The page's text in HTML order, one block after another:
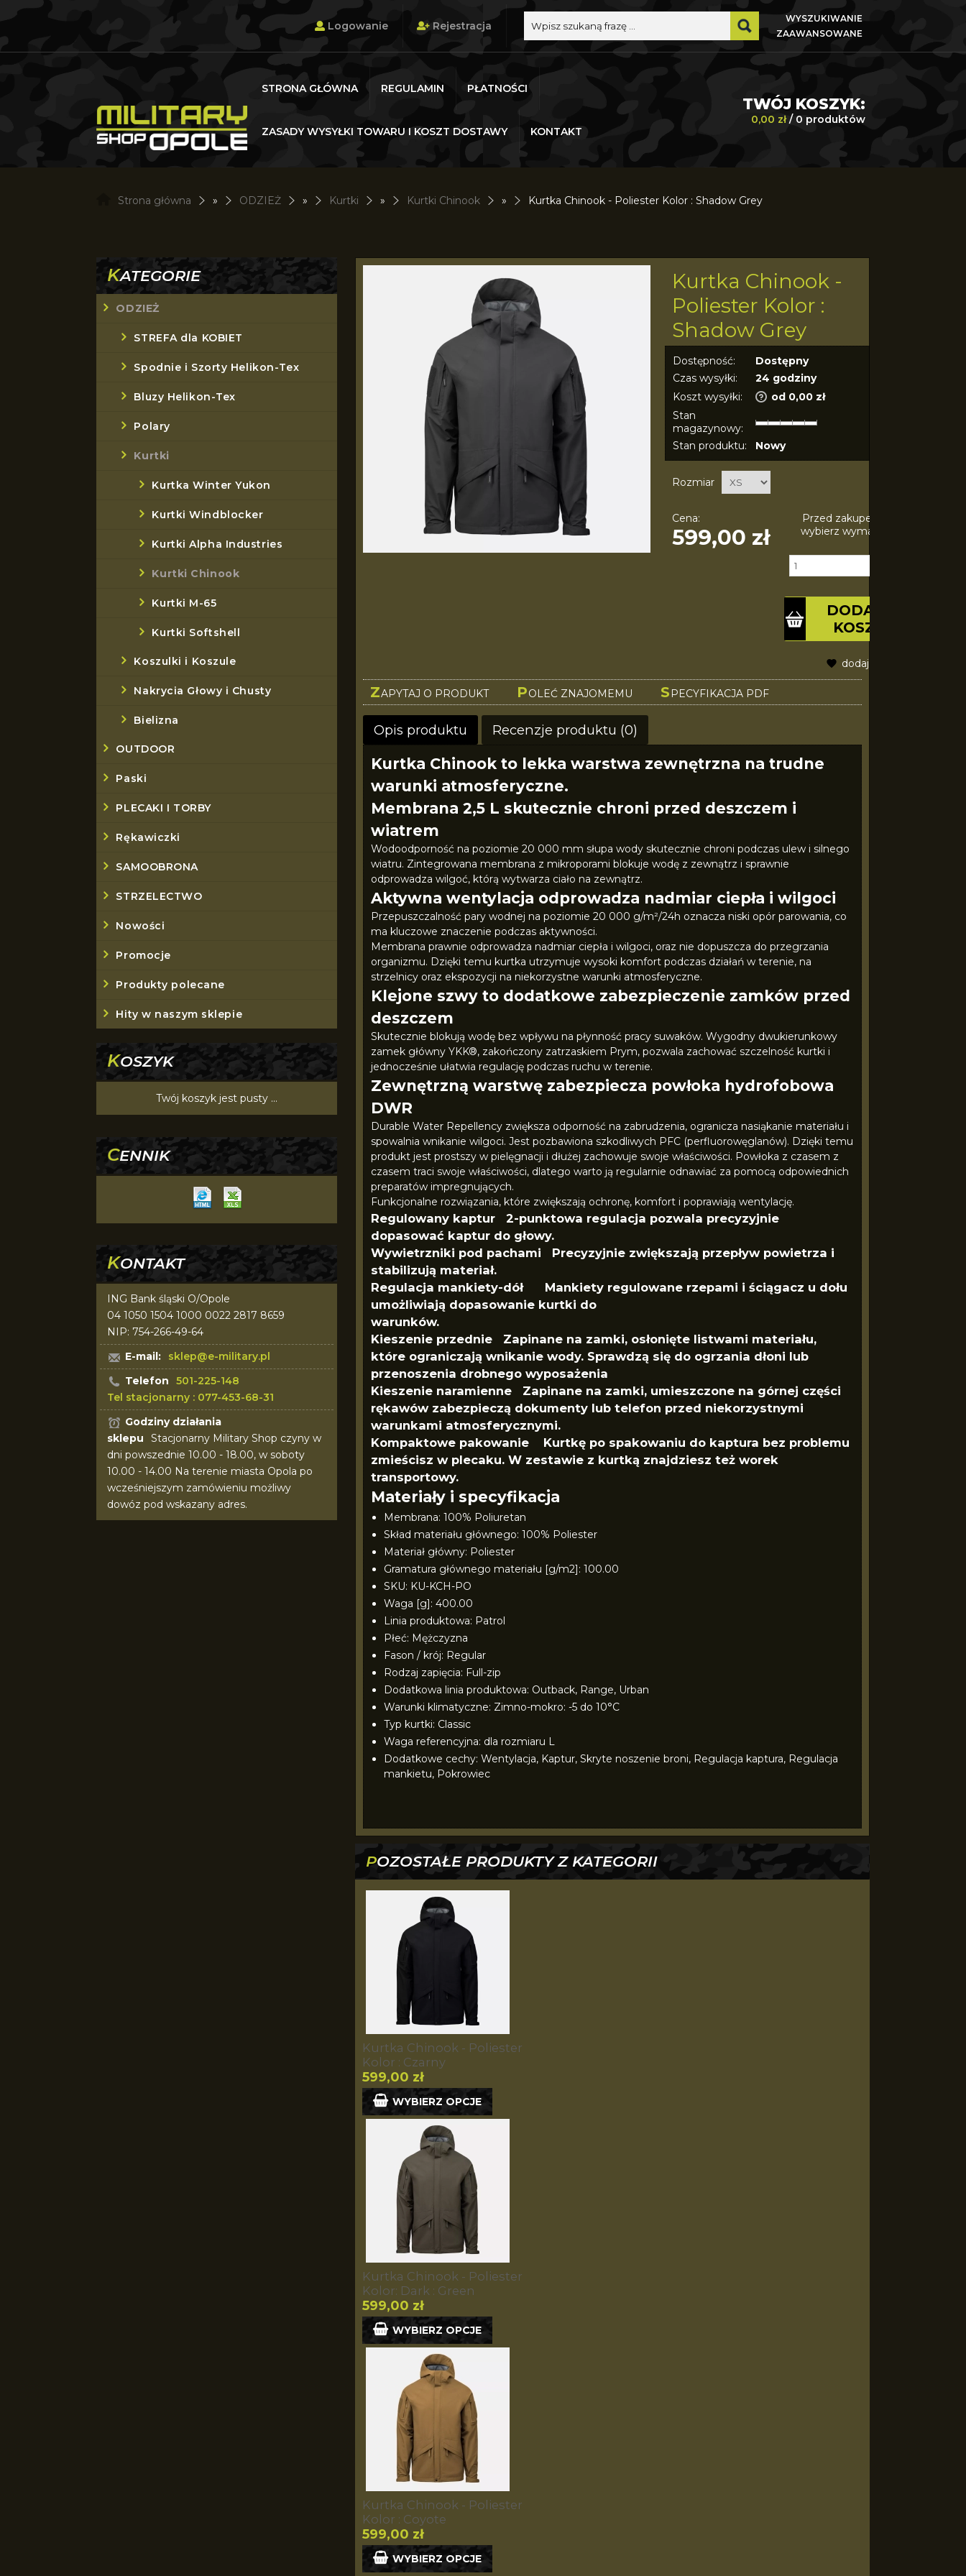
Logowanie Rejestracja
WYSZUKIWANIE
ZAAWANSOWANE
STRONA GŁÓWNA REGULAMIN PŁATNOŚCI
ZASADY WYSYŁKI TOWARU I KOSZT DOSTAWY KONTAKT
TWÓJ KOSZYK:
0,00 zł/ 0 produktów
Strona główna » ODZIEŻ » Kurtki » Kurtki Chinook » Kurtka Chinook - Poliester Kolor : Shadow Grey
KATEGORIE
ODZIEŻ
STREFA dla KOBIET
Spodnie i Szorty Helikon-Tex
Bluzy Helikon-Tex
Polary
Kurtki
Kurtka Winter Yukon
Kurtki Windblocker
Kurtki Alpha Industries
Kurtki Chinook
Kurtki M-65
Kurtki Softshell
Koszulki i Koszule
Nakrycia Głowy i Chusty
Bielizna
OUTDOOR
Paski
PLECAKI I TORBY
Rękawiczki
SAMOOBRONA
STRZELECTWO
Nowości
Promocje
Produkty polecane
Hity w naszym sklepie
KOSZYK
Twój koszyk jest pusty ...
CENNIK
KONTAKT
ING Bank śląski O/Opole
04 1050 1504 1000 0022 2817 8659
NIP: 754-266-49-64
E-mail:
sklep@e-military.pl
Telefon
501-225-148
Tel stacjonarny : 077-453-68-31
Godziny działania
sklepu
Stacjonarny Military Shop czyny w
dni powszednie 10.00 - 18.00, w soboty
10.00 - 14.00 Na terenie miasta Opola po
wcześniejszym zamówieniu możliwy
dowóz pod wskazany adres.
Kurtka Chinook -
Poliester Kolor :
Shadow Grey
Dostępność:
Dostępny
Czas wysyłki:
24 godziny
Koszt wysyłki:
od 0,00 zł
Stan
magazynowy:
Stan produktu:
Nowy
Rozmiar
Cena:
599,00 zł
Przed zakupem produktu
wybierz wymagane opcje.
DODAJ DO
KOSZYKA
dodaj do schowka
ZAPYTAJ O PRODUKT POLEĆ ZNAJOMEMU S PECYFIKACJA PDF
Opis produktu Recenzje produktu (0)
Kurtka Chinook to lekka warstwa zewnętrzna na trudne
warunki atmosferyczne.
Membrana 2,5 L skutecznie chroni przed deszczem i
wiatrem
Wodoodporność na poziomie 20 000 mm słupa wody skutecznie chroni podczas ulew i silnego
wiatru. Zintegrowana membrana z mikroporami blokuje wodę z zewnątrz i sprawnie
odprowadza wilgoć, którą wytwarza ciało na zewnątrz.
Aktywna wentylacja odprowadza nadmiar ciepła i wilgoci
Przepuszczalność pary wodnej na poziomie 20 000 g/m²/24h oznacza niski opór parowania, co
ma kluczowe znaczenie podczas aktywności.
Membrana prawnie odprowadza nadmiar ciepła i wilgoci, oraz nie dopuszcza do przegrzania
organizmu. Dzięki temu kurtka utrzymuje wysoki komfort podczas działań w terenie, na
strzelnicy oraz ekspozycji na niekorzystne warunki atmosferyczne.
Klejone szwy to dodatkowe zabezpieczenie zamków przed
deszczem
Skutecznie blokują wodę bez wpływu na płynność pracy suwaków. Wygodny dwukierunkowy
zamek główny YKK®, zakończony zatrzaskiem Prym, pozwala zachować szczelność kurtki i
jednocześnie ułatwia regulację podczas ruchu w terenie.
Zewnętrzną warstwę zabezpiecza powłoka hydrofobowa
DWR
Durable Water Repellency zwiększa odporność na zabrudzenia, ogranicza nasiąkanie materiału i
spowalnia wnikanie wilgoci. Jest pozbawiona szkodliwych PFC (perfluorowęglanów). Dzięki temu
produkt jest prostszy w pielęgnacji i dłużej zachowuje swoje właściwości. Powłoka z czasem z
czasem traci swoje właściwości, dlatego warto ją regularnie odnawiać za pomocą odpowiednich
preparatów impregnujących.
Funkcjonalne rozwiązania, które zwiększają ochronę, komfort i poprawiają wentylację.
Regulowany kaptur 2-punktowa regulacja pozwala precyzyjnie
dopasować kaptur do głowy.
Wywietrzniki pod pachami Precyzyjnie zwiększają przepływ powietrza i
stabilizują materiał.
Regulacja mankiety-dół Mankiety regulowane rzepami i ściągacz u dołu
umożliwiają dopasowanie kurtki do
warunków.
Kieszenie przednie Zapinane na zamki, osłonięte listwami materiału,
które ograniczają wnikanie wody. Sprawdzą się do ogrzania dłoni lub
przenoszenia drobnego wyposażenia
Kieszenie naramienne Zapinane na zamki, umieszczone na górnej części
rękawów zabezpieczą dokumenty lub telefon przed niekorzystnymi
warunkami atmosferycznymi.
Kompaktowe pakowanie Kurtkę po spakowaniu do kaptura bez problemu
zmieścisz w plecaku. W zestawie z kurtką znajdziesz też worek
transportowy.
Materiały i specyfikacja
Membrana: 100% Poliuretan
Skład materiału głównego: 100% Poliester
Materiał główny: Poliester
Gramatura głównego materiału [g/m2]: 100.00
SKU: KU-KCH-PO
Waga [g]: 400.00
Linia produktowa: Patrol
Płeć: Mężczyzna
Fason / krój: Regular
Rodzaj zapięcia: Full-zip
Dodatkowa linia produktowa: Outback, Range, Urban
Warunki klimatyczne: Zimno-mokro: -5 do 10°C
Typ kurtki: Classic
Waga referencyjna: dla rozmiaru L
Dodatkowe cechy: Wentylacja, Kaptur, Skryte noszenie broni, Regulacja kaptura, Regulacja
mankietu, Pokrowiec
POZOSTAŁE PRODUKTY Z KATEGORII
Kurtka Chinook - Poliester
Kolor : Czarny
599,00 zł
WYBIERZ OPCJE
Kurtka Chinook - Poliester
Kolor: Dark : Green
599,00 zł
WYBIERZ OPCJE
Kurtka Chinook - Poliester
Kolor : Coyote
599,00 zł
WYBIERZ OPCJE